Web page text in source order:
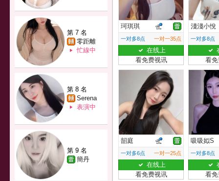
第 7 名
零距離
忙線中
第 8 名
Serena
表演中
第 9 名
簡丹
珂琪琪
一对多8点 一对一35点
在线上
看免费视讯
淺淺小悅
一对多8点
看
韶庭
一对多6点 一对一25点
在线上
看免费视讯
吸吸姒S
一对多8点
看